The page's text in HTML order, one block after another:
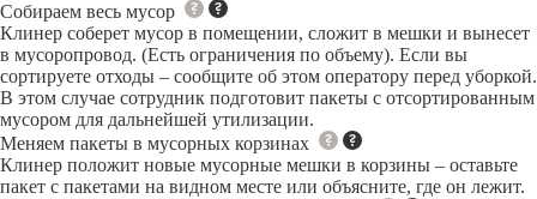
Собираем весь мусор
Клинер соберет мусор в помещении, сложит в мешки и вынесет
в мусоропровод. (Есть ограничения по объему). Если вы
сортируете отходы – сообщите об этом оператору перед уборкой.
В этом случае сотрудник подготовит пакеты с отсортированным
мусором для дальнейшей утилизации.
Меняем пакеты в мусорных корзинах
Клинер положит новые мусорные мешки в корзины – оставьте
пакет с пакетами на видном месте или объясните, где он лежит.